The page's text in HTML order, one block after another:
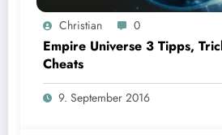
Christian 0
Empire Universe 3 Tipps,
Cheats
9. September 2016